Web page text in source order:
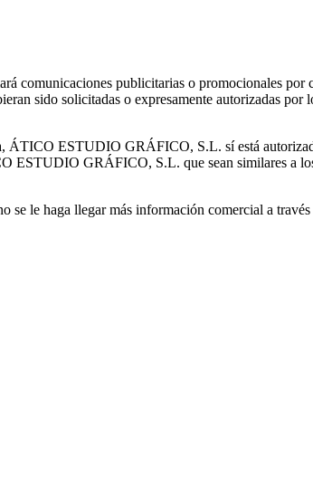
publicitarias o promocionales por
sido solicitadas o expresamente autorizadas por
ÁTICO ESTUDIO GRÁFICO, S.L. sí está
ESTUDIO GRÁFICO, S.L. que sean similares a
se le haga llegar más información comercial a través